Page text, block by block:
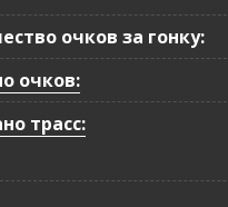
очков за гонку:
очков:
трасс: